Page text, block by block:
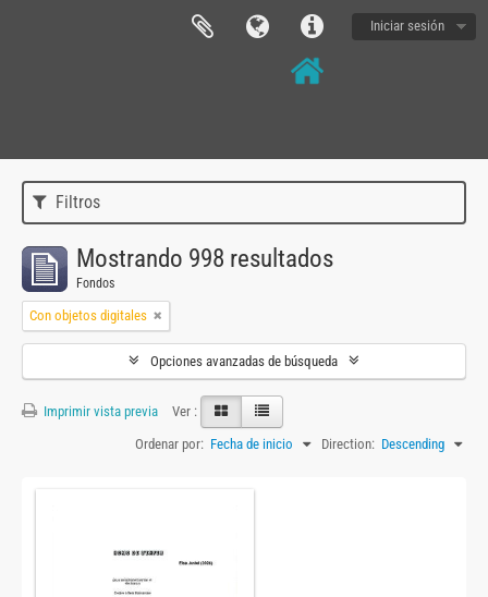
Iniciar sesión
Filtros
Mostrando 998 resultados
Fondos
Con objetos digitales
Opciones avanzadas de búsqueda
Imprimir vista previa
Ver :
Ordenar por: Fecha de inicio Direction: Descending